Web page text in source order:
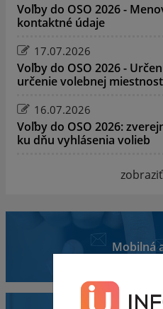
Voľby do OSO 2026 -
kontaktné údaje
17.07.2026
Voľby do OSO 2026 -
určenie volebnej
16.07.2026
Voľby do OSO 2026:
ku dňu vyhlásenia volieb
Mobilná